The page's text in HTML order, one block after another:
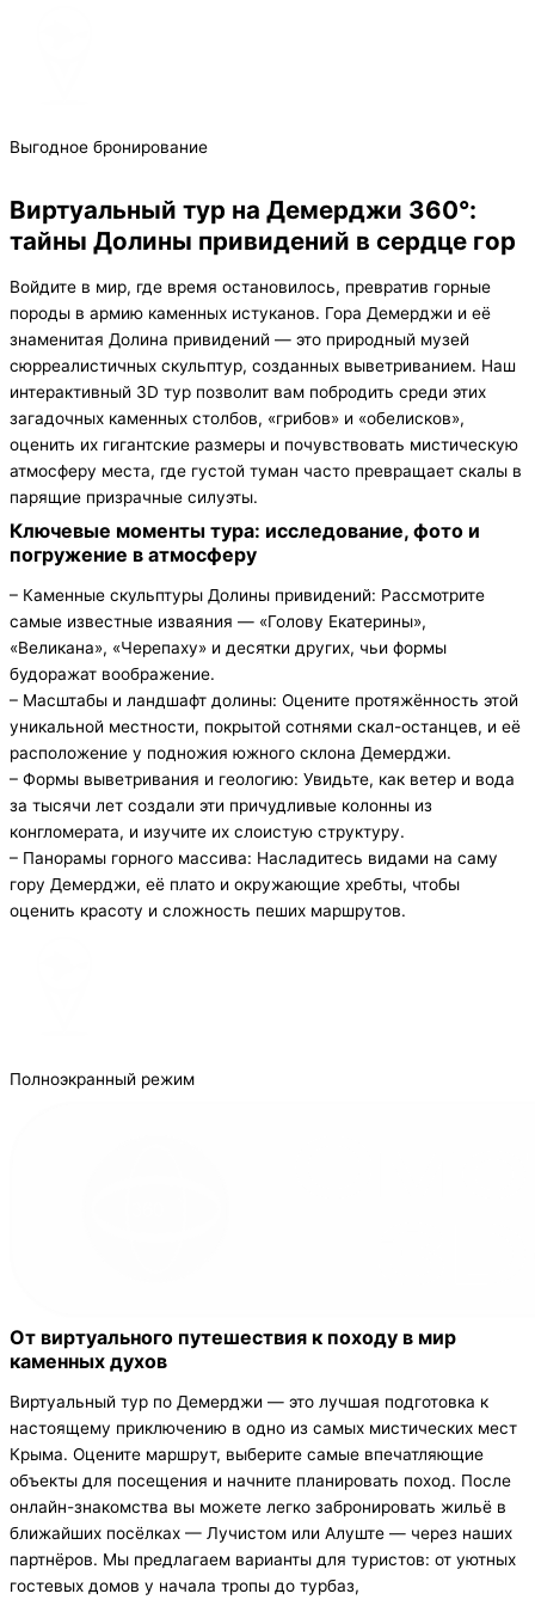
Выгодное бронирование
Виртуальный тур на Демерджи 360°:
тайны Долины привидений в сердце гор
Войдите в мир, где время остановилось, превратив горные
породы в армию каменных истуканов. Гора Демерджи и её
знаменитая Долина привидений — это природный музей
сюрреалистичных скульптур, созданных выветриванием. Наш
интерактивный 3D тур позволит вам побродить среди этих
загадочных каменных столбов, «грибов» и «обелисков»,
оценить их гигантские размеры и почувствовать мистическую
атмосферу места, где густой туман часто превращает скалы в
парящие призрачные силуэты.
Ключевые моменты тура: исследование, фото и
погружение в атмосферу
– Каменные скульптуры Долины привидений: Рассмотрите
самые известные изваяния — «Голову Екатерины»,
«Великана», «Черепаху» и десятки других, чьи формы
будоражат воображение.
– Масштабы и ландшафт долины: Оцените протяжённость этой
уникальной местности, покрытой сотнями скал-останцев, и её
расположение у подножия южного склона Демерджи.
– Формы выветривания и геологию: Увидьте, как ветер и вода
за тысячи лет создали эти причудливые колонны из
конгломерата, и изучите их слоистую структуру.
– Панорамы горного массива: Насладитесь видами на саму
гору Демерджи, её плато и окружающие хребты, чтобы
оценить красоту и сложность пеших маршрутов.
Полноэкранный режим
От виртуального путешествия к походу в мир
каменных духов
Виртуальный тур по Демерджи — это лучшая подготовка к
настоящему приключению в одно из самых мистических мест
Крыма. Оцените маршрут, выберите самые впечатляющие
объекты для посещения и начните планировать поход. После
онлайн-знакомства вы можете легко забронировать жильё в
ближайших посёлках — Лучистом или Алуште — через наших
партнёров. Мы предлагаем варианты для туристов: от уютных
гостевых домов у начала тропы до турбаз,